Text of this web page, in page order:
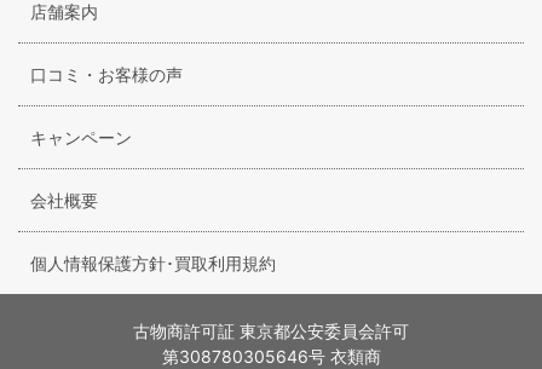
店舗案内
口コミ・お客様の声
キャンペーン
会社概要
個人情報保護方針･買取利用規約
古物商許可証 東京都公安委員会許可
第308780305646号 衣類商